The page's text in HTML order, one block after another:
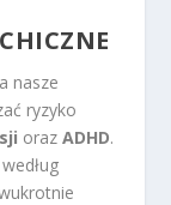
nasze
ryzyko
orazADHD.